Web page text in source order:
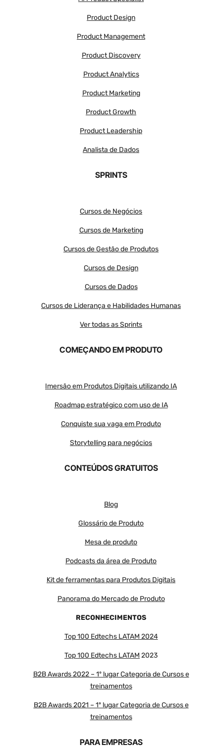
Product Design
Product Management
Product Discovery
Product Analytics
Product Marketing
Product Growth
Product Leadership
Analista de Dados
SPRINTS
Cursos de Negócios
Cursos de Marketing
Cursos de Gestão de Produtos
Cursos de Design
Cursos de Dados
Cursos de Liderança e Habilidades Humanas
Ver todas as Sprints
COMEÇANDO EM PRODUTO
Imersão em Produtos Digitais utilizando IA
Roadmap estratégico com uso de IA
Conquiste sua vaga em Produto
Storytelling para negócios
CONTEÚDOS GRATUITOS
Blog
Glossário de Produto
Mesa de produto
Podcasts da área de Produto
Kit de ferramentas para Produtos Digitais
Panorama do Mercado de Produto
RECONHECIMENTOS
Top 100 Edtechs LATAM 2024
Top 100 Edtechs LATAM 2023
B2B Awards 2022 – 1º lugar Categoria de Cursos e
treinamentos
B2B Awards 2021 – 1º lugar Categoria de Cursos e
treinamentos
PARA EMPRESAS